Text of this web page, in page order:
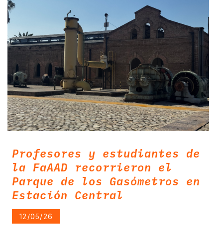
Profesores y estudiantes de
la FaAAD recorrieron el
Parque de los Gasómetros en
Estación Central
12/05/26